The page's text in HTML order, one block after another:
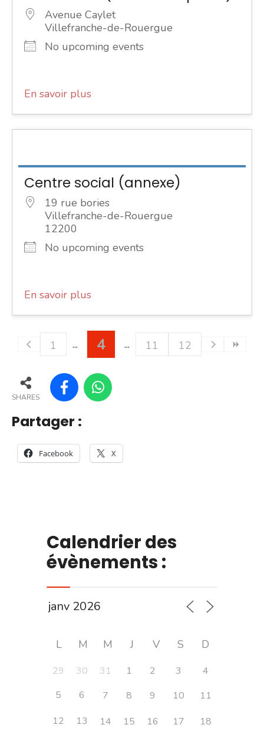
Avenue Caylet
Villefranche-de-Rouergue
No upcoming events
En savoir plus
Centre social (annexe)
19 rue bories
Villefranche-de-Rouergue
12200
No upcoming events
En savoir plus
1 4 11 12
SHARES
Partager :
Facebook X
Calendrier des
évènements :
L M M J V S D
29 30 31 1 2 3
4
5
6 7 8 9 10
11
12
13 14 15 16 17 18